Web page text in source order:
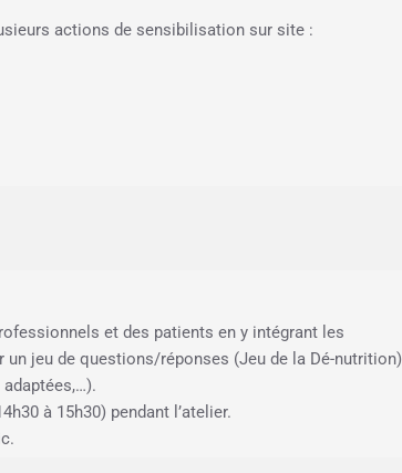
actions de sensibilisation sur site :
et des patients en y intégrant les
jeu de questions/réponses (Jeu de la Dé-nutrition)
à 15h30) pendant l’atelier.